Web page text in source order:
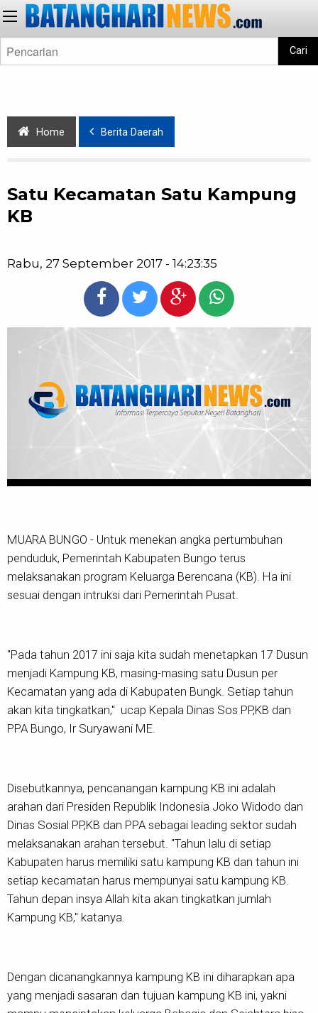
Cari
Home Berita Daerah
Satu Kecamatan Satu Kampung
KB
Rabu, 27 September 2017 - 14:23:35
MUARA BUNGO - Untuk menekan angka pertumbuhan
penduduk, Pemerintah Kabupaten Bungo terus
melaksanakan program Keluarga Berencana (KB). Ha ini
sesuai dengan intruksi dari Pemerintah Pusat.
"Pada tahun 2017 ini saja kita sudah menetapkan 17 Dusun
menjadi Kampung KB, masing-masing satu Dusun per
Kecamatan yang ada di Kabupaten Bungk. Setiap tahun
akan kita tingkatkan," ucap Kepala Dinas Sos PP,KB dan
PPA Bungo, Ir Suryawani ME.
Disebutkannya, pencanangan kampung KB ini adalah
arahan dari Presiden Republik Indonesia Joko Widodo dan
Dinas Sosial PP,KB dan PPA sebagai leading sektor sudah
melaksanakan arahan tersebut. "Tahun lalu di setiap
Kabupaten harus memiliki satu kampung KB dan tahun ini
setiap kecamatan harus mempunyai satu kampung KB.
Tahun depan insya Allah kita akan tingkatkan jumlah
Kampung KB," katanya.
Dengan dicanangkannya kampung KB ini diharapkan apa
yang menjadi sasaran dan tujuan kampung KB ini, yakni